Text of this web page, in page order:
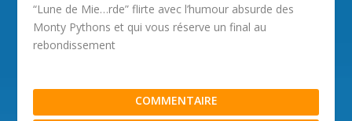
“Lune de Mie…rde” flirte avec l’humour absurde des
Monty Pythons et qui vous réserve un final au
rebondissement
COMMENTAIRE